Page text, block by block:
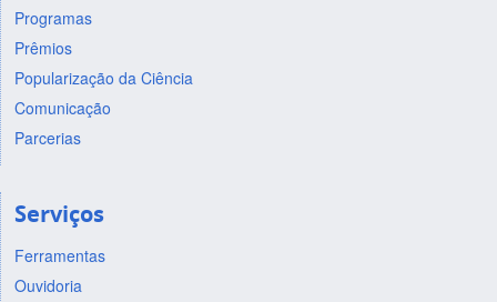
Programas
Prêmios
Popularização da Ciência
Comunicação
Parcerias
Serviços
Ferramentas
Ouvidoria